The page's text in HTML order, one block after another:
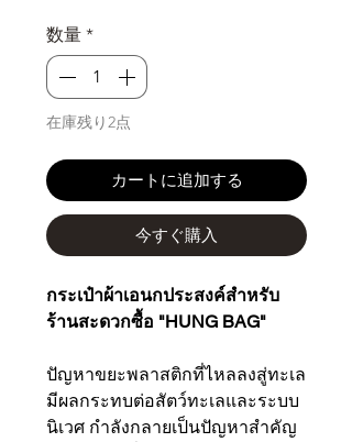
数量 *
在庫残り2点
カートに追加する
今すぐ購入
กระเป๋าผ้าเอนกประสงค์สำหรับ
ร้านสะดวกซื้อ "HUNG BAG"
ปัญหาขยะพลาสติกที่ไหลลงสู่ทะเล
มีผลกระทบต่อสัตว์ทะเลและระบบ
นิเวศ กำลังกลายเป็นปัญหาสำคัญ